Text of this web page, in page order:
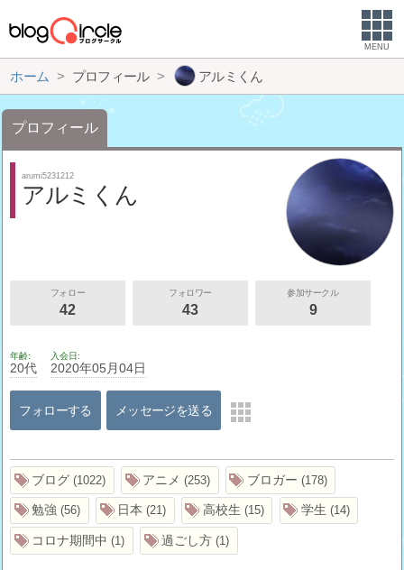
MENU
ホーム プロフィール アルミくん
プロフィール
arumi5231212
アルミくん
フォロー
42
フォロワー
43
参加サークル
9
年齢
20代
入会日
2020年05月04日
フォローする メッセージを送る
ブログ 1022 アニメ 253 ブロガー 178
勉強 56 日本 21 高校生 15 学生 14
コロナ期間中 1 過ごし方 1